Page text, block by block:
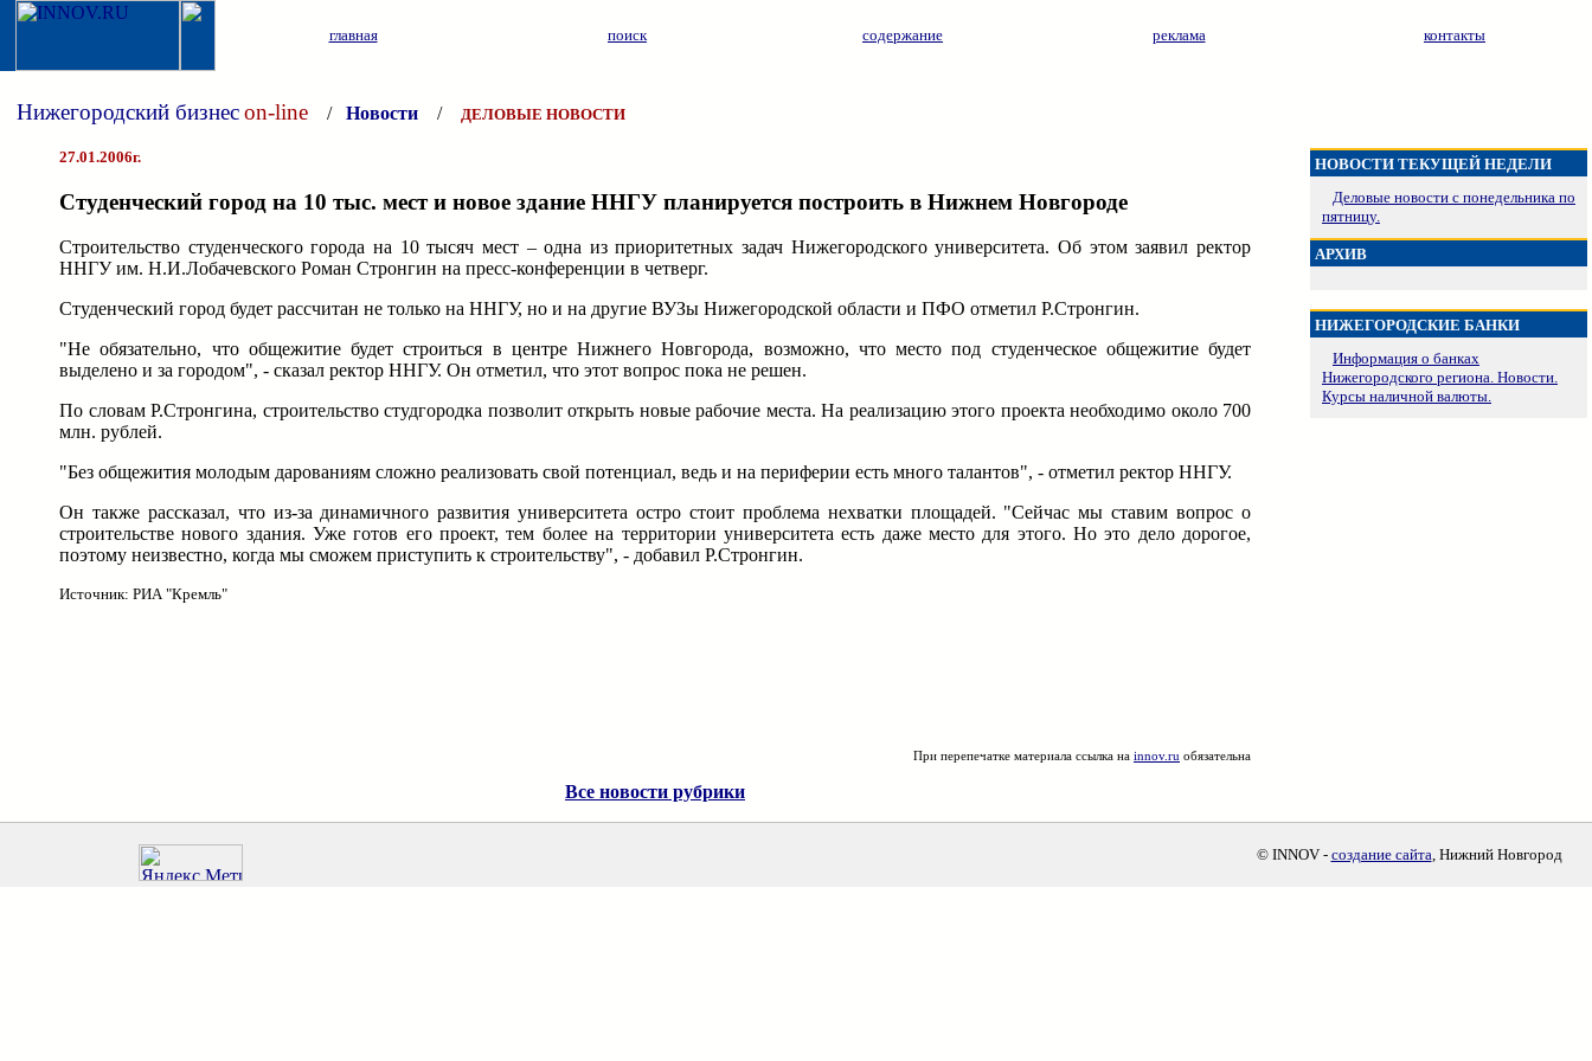
главная поиск содержание реклама контакты
Нижегородский бизнесon-line / Новости / ДЕЛОВЫЕ НОВОСТИ
27.01.2006г.
Студенческий город на 10 тыс. мест и новое здание ННГУ планируется построить в Нижнем Новгороде
Строительство студенческого города на 10 тысяч мест – одна из приоритетных задач Нижегородского университета. Об этом заявил ректор
ННГУ им. Н.И.Лобачевского Роман Стронгин на пресс-конференции в четверг.
Студенческий город будет рассчитан не только на ННГУ, но и на другие ВУЗы Нижегородской области и ПФО отметил Р.Стронгин.
"Не обязательно, что общежитие будет строиться в центре Нижнего Новгорода, возможно, что место под студенческое общежитие будет
выделено и за городом", - сказал ректор ННГУ. Он отметил, что этот вопрос пока не решен.
По словам Р.Стронгина, строительство студгородка позволит открыть новые рабочие места. На реализацию этого проекта необходимо около 700
млн. рублей.
"Без общежития молодым дарованиям сложно реализовать свой потенциал, ведь и на периферии есть много талантов", - отметил ректор ННГУ.
Он также рассказал, что из-за динамичного развития университета остро стоит проблема нехватки площадей. "Сейчас мы ставим вопрос о
строительстве нового здания. Уже готов его проект, тем более на территории университета есть даже место для этого. Но это дело дорогое,
поэтому неизвестно, когда мы сможем приступить к строительству", - добавил Р.Стронгин.
Источник: РИА "Кремль"
При перепечатке материала ссылка на innov.ru обязательна
Все новости рубрики
НОВОСТИ ТЕКУЩЕЙ НЕДЕЛИ
Деловые новости с понедельника по
пятницу.
АРХИВ
НИЖЕГОРОДСКИЕ БАНКИ
Информация о банках
Нижегородского региона. Новости.
Курсы наличной валюты.
© INNOV - создание сайта, Нижний Новгород